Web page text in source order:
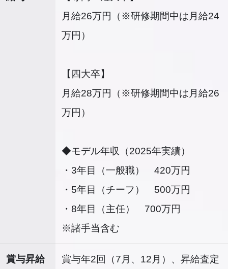
月給26万円（※研修期間中は月給24
万円）
【四大卒】
月給28万円（※研修期間中は月給26
万円）
◆モデル年収（2025年実績）
・3年目（一般職） 420万円
・5年目（チーフ） 500万円
・8年目（主任） 700万円
※諸手当含む
賞与昇給
賞与年2回（7月、12月）、昇給査定